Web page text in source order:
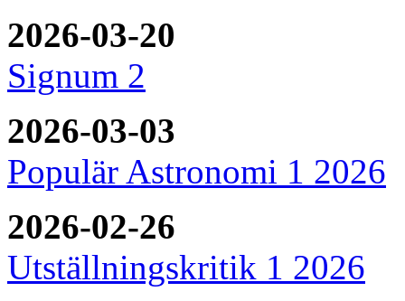
2026-03-20
Signum 2
2026-03-03
Populär Astronomi 1 2026
2026-02-26
Utställningskritik 1 2026